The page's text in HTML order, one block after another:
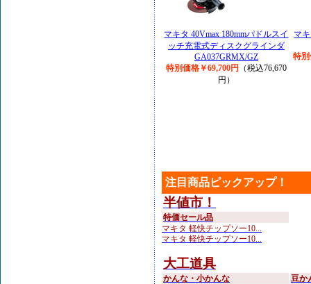
マキタ 40Vmax 180mmパドルスイ
ッチ充電式ディスクグラインダ
GA037GRMX/GZ
特別価格￥69,700円
（税込76,670
円）
マ
特別
注目商品ピックアップ！
半値市！
特価セール品
マキタ 軽快チップソー10...
マキタ 軽快チップソー10...
大工道具
かんな・小かんな
豆か